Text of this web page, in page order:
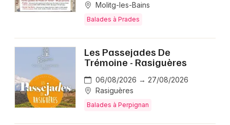
Molitg-les-Bains
Balades à Prades
Les Passejades De
Trémoine - Rasiguères
06/08/2026 → 27/08/2026
Rasiguères
Balades à Perpignan